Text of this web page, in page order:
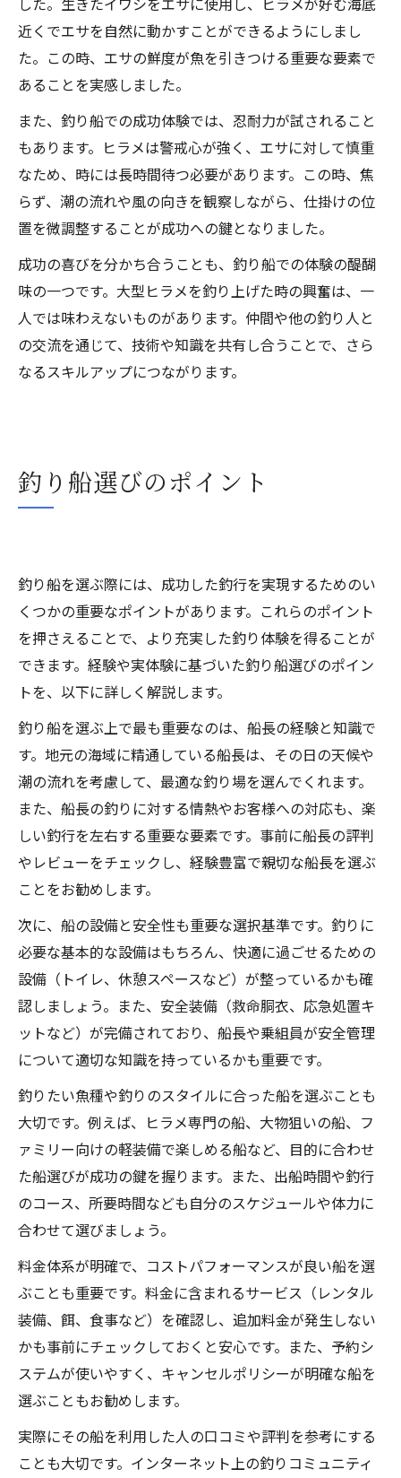
近くでエサを自然に動かすことができるようにしまし
た。この時、エサの鮮度が魚を引きつける重要な要素で
あることを実感しました。
また、釣り船での成功体験では、忍耐力が試されること
もあります。ヒラメは警戒心が強く、エサに対して慎重
なため、時には長時間待つ必要があります。この時、焦
らず、潮の流れや風の向きを観察しながら、仕掛けの位
置を微調整することが成功への鍵となりました。
成功の喜びを分かち合うことも、釣り船での体験の醍醐
味の一つです。大型ヒラメを釣り上げた時の興奮は、一
人では味わえないものがあります。仲間や他の釣り人と
の交流を通じて、技術や知識を共有し合うことで、さら
なるスキルアップにつながります。
釣り船選びのポイント
釣り船を選ぶ際には、成功した釣行を実現するためのい
くつかの重要なポイントがあります。これらのポイント
を押さえることで、より充実した釣り体験を得ることが
できます。経験や実体験に基づいた釣り船選びのポイン
トを、以下に詳しく解説します。
釣り船を選ぶ上で最も重要なのは、船長の経験と知識で
す。地元の海域に精通している船長は、その日の天候や
潮の流れを考慮して、最適な釣り場を選んでくれます。
また、船長の釣りに対する情熱やお客様への対応も、楽
しい釣行を左右する重要な要素です。事前に船長の評判
やレビューをチェックし、経験豊富で親切な船長を選ぶ
ことをお勧めします。
次に、船の設備と安全性も重要な選択基準です。釣りに
必要な基本的な設備はもちろん、快適に過ごせるための
設備（トイレ、休憩スペースなど）が整っているかも確
認しましょう。また、安全装備（救命胴衣、応急処置キ
ットなど）が完備されており、船長や乗組員が安全管理
について適切な知識を持っているかも重要です。
釣りたい魚種や釣りのスタイルに合った船を選ぶことも
大切です。例えば、ヒラメ専門の船、大物狙いの船、フ
ァミリー向けの軽装備で楽しめる船など、目的に合わせ
た船選びが成功の鍵を握ります。また、出船時間や釣行
のコース、所要時間なども自分のスケジュールや体力に
合わせて選びましょう。
料金体系が明確で、コストパフォーマンスが良い船を選
ぶことも重要です。料金に含まれるサービス（レンタル
装備、餌、食事など）を確認し、追加料金が発生しない
かも事前にチェックしておくと安心です。また、予約シ
ステムが使いやすく、キャンセルポリシーが明確な船を
選ぶこともお勧めします。
実際にその船を利用した人の口コミや評判を参考にする
ことも大切です。インターネット上の釣りコミュニティ